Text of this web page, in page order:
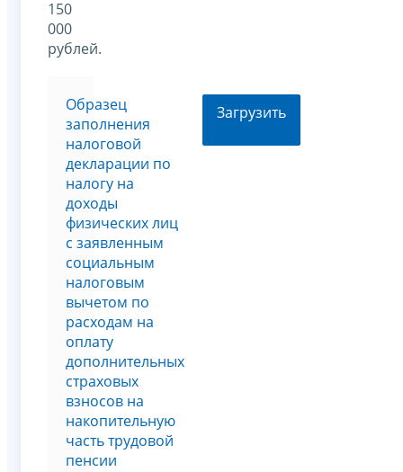
150
000
рублей.
Образец
заполнения
налоговой
декларации по
налогу на
доходы
физических лиц
с заявленным
социальным
налоговым
вычетом по
расходам на
оплату
дополнительных
страховых
взносов на
накопительную
часть трудовой
пенсии
Загрузить